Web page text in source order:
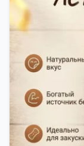
старые
можно есть с